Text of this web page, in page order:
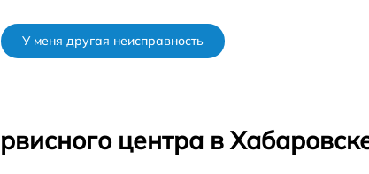
У меня другая неисправность
центра в